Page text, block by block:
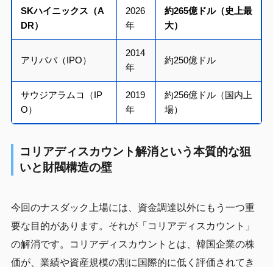
SKハイニックス（A
DR）
2026
年
約265億ドル（史上最
大）
アリババ（IPO）
2014
年
約250億ドル
サウジアラムコ（IP
O）
2019
年
約256億ドル（国内上
場）
コリアディスカウント解消という本質的な狙
いと財閥構造の壁
今回のナスダック上場には、資金調達以外にもう一つ重
要な目的があります。それが「コリアディスカウント」
の解消です。コリアディスカウントとは、韓国企業の株
価が、業績や資産規模の割に国際的に低く評価されてき